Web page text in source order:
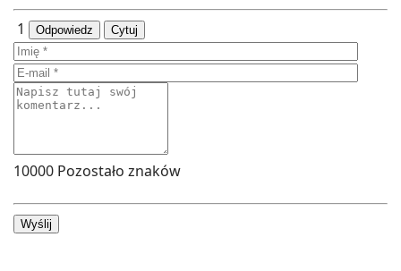
1
Odpowiedz Cytuj
10000 Pozostało znaków
Wyślij